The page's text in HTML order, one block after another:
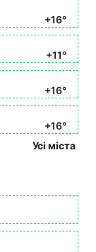
+16°
+11°
+16°
+16°
Усі міста